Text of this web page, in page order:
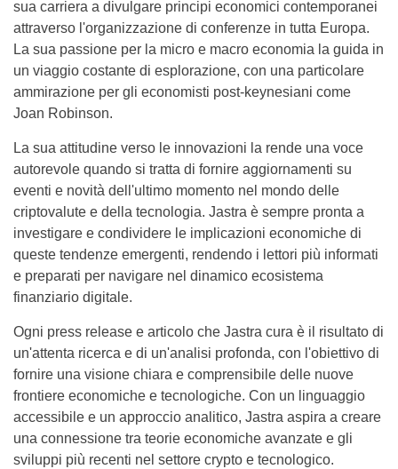
sua carriera a divulgare principi economici contemporanei
attraverso l'organizzazione di conferenze in tutta Europa.
La sua passione per la micro e macro economia la guida in
un viaggio costante di esplorazione, con una particolare
ammirazione per gli economisti post-keynesiani come
Joan Robinson.
La sua attitudine verso le innovazioni la rende una voce
autorevole quando si tratta di fornire aggiornamenti su
eventi e novità dell'ultimo momento nel mondo delle
criptovalute e della tecnologia. Jastra è sempre pronta a
investigare e condividere le implicazioni economiche di
queste tendenze emergenti, rendendo i lettori più informati
e preparati per navigare nel dinamico ecosistema
finanziario digitale.
Ogni press release e articolo che Jastra cura è il risultato di
un'attenta ricerca e di un'analisi profonda, con l'obiettivo di
fornire una visione chiara e comprensibile delle nuove
frontiere economiche e tecnologiche. Con un linguaggio
accessibile e un approccio analitico, Jastra aspira a creare
una connessione tra teorie economiche avanzate e gli
sviluppi più recenti nel settore crypto e tecnologico.